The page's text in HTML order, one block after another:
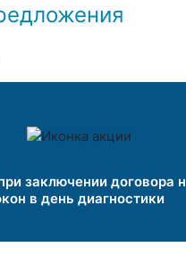
заключении договора
в день диагностики